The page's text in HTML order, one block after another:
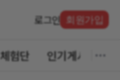
로그인 회원가입
체험단 인기게시글